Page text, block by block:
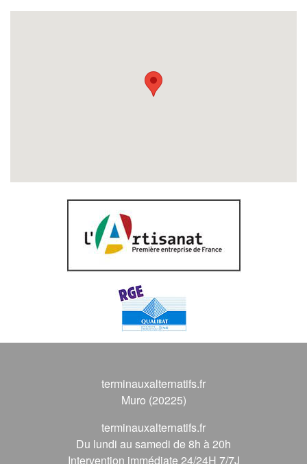
terminauxalternatifs.fr
Muro (20225)
terminauxalternatifs.fr
Du lundi au samedi de 8h à 20h
Intervention immédiate 24/24H 7/7J